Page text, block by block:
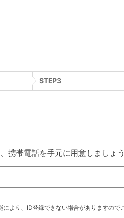
STEP3
携帯電話を手元に用意しましょう
より、ID登録できない場合がありますので